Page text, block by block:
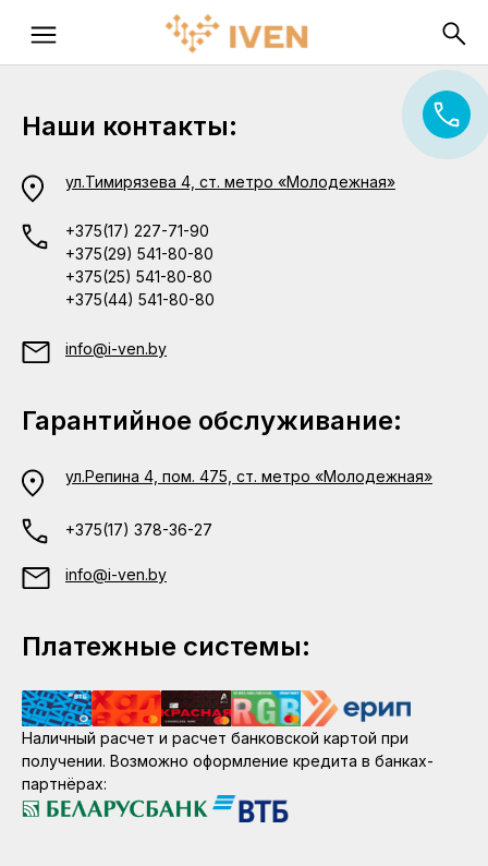
Наши контакты:
ул.Тимирязева 4, ст. метро «Молодежная»
+375(17) 227-71-90
+375(29) 541-80-80
+375(25) 541-80-80
+375(44) 541-80-80
info@i-ven.by
Гарантийное обслуживание:
ул.Репина 4, пом. 475, ст. метро «Молодежная»
+375(17) 378-36-27
info@i-ven.by
Платежные системы:
Наличный расчет и расчет банковской картой при
получении. Возможно оформление кредита в банках-
партнёрах: